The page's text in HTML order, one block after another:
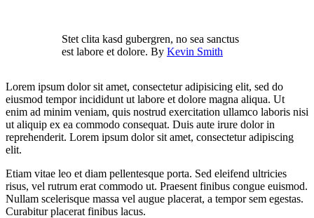
Stet clita kasd gubergren, no sea sanctus
est labore et dolore. By Kevin Smith
Lorem ipsum dolor sit amet, consectetur adipisicing elit, sed do
eiusmod tempor incididunt ut labore et dolore magna aliqua. Ut
enim ad minim veniam, quis nostrud exercitation ullamco laboris nisi
ut aliquip ex ea commodo consequat. Duis aute irure dolor in
reprehenderit. Lorem ipsum dolor sit amet, consectetur adipiscing
elit.
Etiam vitae leo et diam pellentesque porta. Sed eleifend ultricies
risus, vel rutrum erat commodo ut. Praesent finibus congue euismod.
Nullam scelerisque massa vel augue placerat, a tempor sem egestas.
Curabitur placerat finibus lacus.